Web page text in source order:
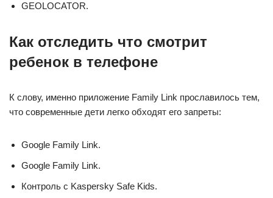
GEOLOCATOR.
Как отследить что смотрит
ребенок в телефоне
К слову, именно приложение Family Link прославилось тем,
что современные дети легко обходят его запреты:
Google Family Link.
Google Family Link.
Контроль с Kaspersky Safe Kids.